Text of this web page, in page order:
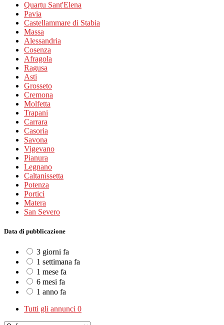
Quartu Sant'Elena
Pavia
Castellammare di Stabia
Massa
Alessandria
Cosenza
Afragola
Ragusa
Asti
Grosseto
Cremona
Molfetta
Trapani
Carrara
Casoria
Savona
Vigevano
Pianura
Legnano
Caltanissetta
Potenza
Portici
Matera
San Severo
Data di pubblicazione
3 giorni fa
1 settimana fa
1 mese fa
6 mesi fa
1 anno fa
Tutti gli annunci 0